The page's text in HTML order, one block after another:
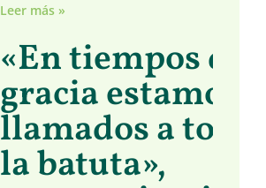
Leer más »
«En tiempos de
gracia estamos
llamados a
la batuta»,